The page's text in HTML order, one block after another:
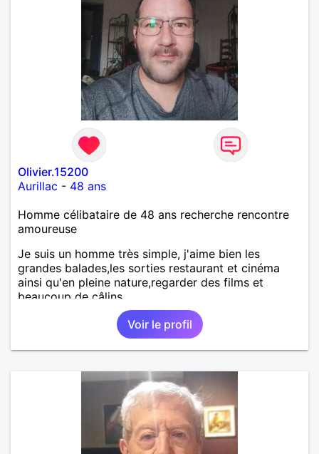
Olivier.15200
Aurillac - 48 ans
Homme célibataire de 48 ans recherche rencontre
amoureuse
Je suis un homme très simple, j'aime bien les
grandes balades,les sorties restaurant et cinéma
ainsi qu'en pleine nature,regarder des films et
beaucoup de câlins
Voir le profil